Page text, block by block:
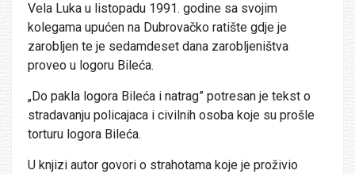
Vela Luka u listopadu 1991. godine sa svojim
kolegama upućen na Dubrovačko ratište gdje je
zarobljen te je sedamdeset dana zarobljeništva
proveo u logoru Bileća.
„Do pakla logora Bileća i natrag” potresan je tekst o
stradavanju policajaca i civilnih osoba koje su prošle
torturu logora Bileća.
U knjizi autor govori o strahotama koje je proživio